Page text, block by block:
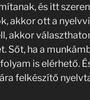
és itt
akkor ott a
akkor
Sőt, ha a
is elérhető.
felkészítő